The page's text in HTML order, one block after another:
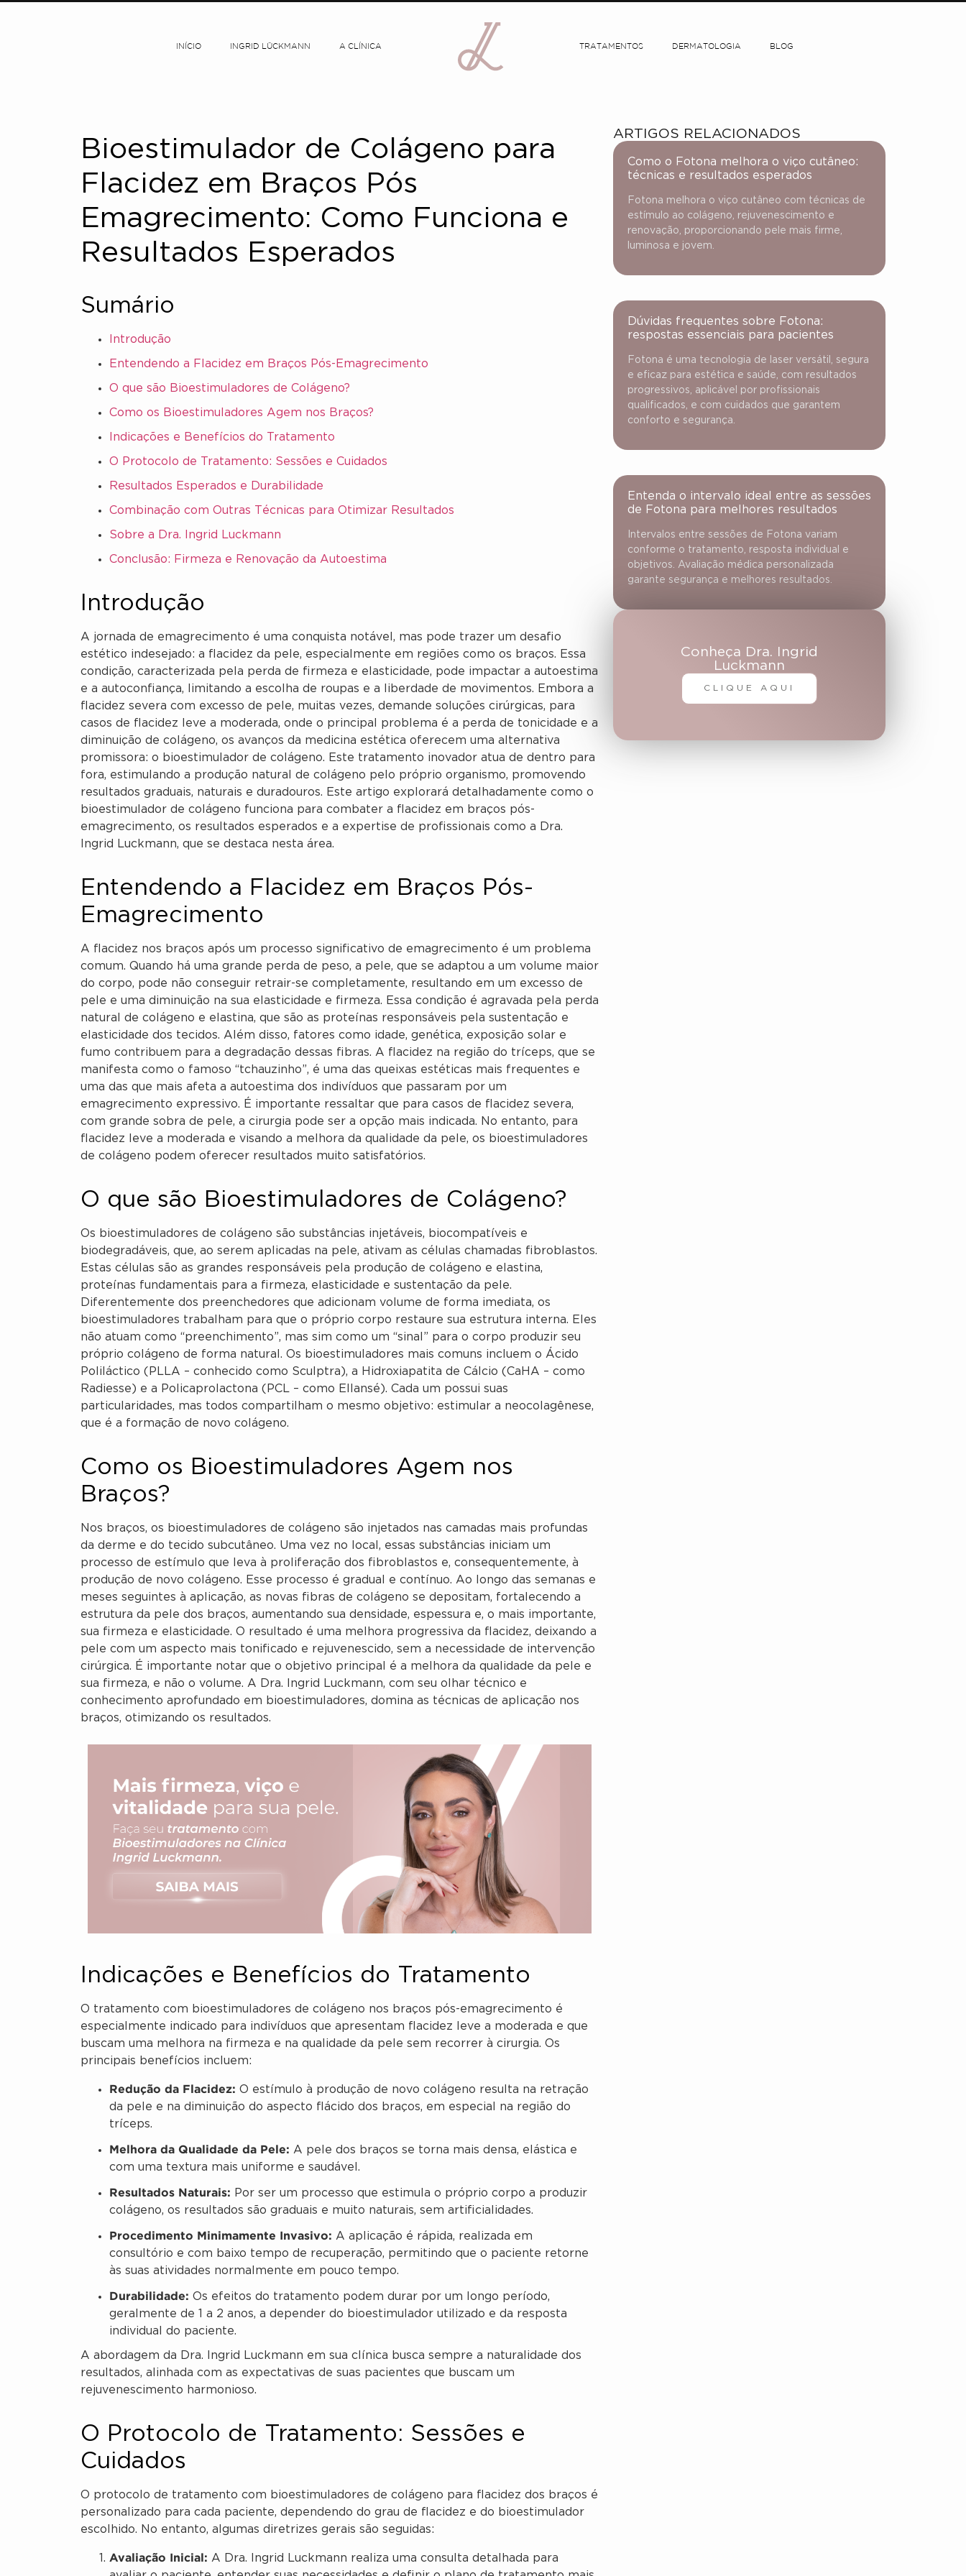
INÍCIO INGRID LÜCKMANN A CLÍNICA TRATAMENTOS DERMATOLOGIA BLOG
Bioestimulador de Colágeno para
Flacidez em Braços Pós
Emagrecimento: Como Funciona e
Resultados Esperados
Sumário
Introdução
Entendendo a Flacidez em Braços Pós-Emagrecimento
O que são Bioestimuladores de Colágeno?
Como os Bioestimuladores Agem nos Braços?
Indicações e Benefícios do Tratamento
O Protocolo de Tratamento: Sessões e Cuidados
Resultados Esperados e Durabilidade
Combinação com Outras Técnicas para Otimizar Resultados
Sobre a Dra. Ingrid Luckmann
Conclusão: Firmeza e Renovação da Autoestima
Introdução
A jornada de emagrecimento é uma conquista notável, mas pode trazer um desafio
estético indesejado: a flacidez da pele, especialmente em regiões como os braços. Essa
condição, caracterizada pela perda de firmeza e elasticidade, pode impactar a autoestima
e a autoconfiança, limitando a escolha de roupas e a liberdade de movimentos. Embora a
flacidez severa com excesso de pele, muitas vezes, demande soluções cirúrgicas, para
casos de flacidez leve a moderada, onde o principal problema é a perda de tonicidade e a
diminuição de colágeno, os avanços da medicina estética oferecem uma alternativa
promissora: o bioestimulador de colágeno. Este tratamento inovador atua de dentro para
fora, estimulando a produção natural de colágeno pelo próprio organismo, promovendo
resultados graduais, naturais e duradouros. Este artigo explorará detalhadamente como o
bioestimulador de colágeno funciona para combater a flacidez em braços pós-
emagrecimento, os resultados esperados e a expertise de profissionais como a Dra.
Ingrid Luckmann, que se destaca nesta área.
Entendendo a Flacidez em Braços Pós-
Emagrecimento
A flacidez nos braços após um processo significativo de emagrecimento é um problema
comum. Quando há uma grande perda de peso, a pele, que se adaptou a um volume maior
do corpo, pode não conseguir retrair-se completamente, resultando em um excesso de
pele e uma diminuição na sua elasticidade e firmeza. Essa condição é agravada pela perda
natural de colágeno e elastina, que são as proteínas responsáveis pela sustentação e
elasticidade dos tecidos. Além disso, fatores como idade, genética, exposição solar e
fumo contribuem para a degradação dessas fibras. A flacidez na região do tríceps, que se
manifesta como o famoso “tchauzinho”, é uma das queixas estéticas mais frequentes e
uma das que mais afeta a autoestima dos indivíduos que passaram por um
emagrecimento expressivo. É importante ressaltar que para casos de flacidez severa,
com grande sobra de pele, a cirurgia pode ser a opção mais indicada. No entanto, para
flacidez leve a moderada e visando a melhora da qualidade da pele, os bioestimuladores
de colágeno podem oferecer resultados muito satisfatórios.
O que são Bioestimuladores de Colágeno?
Os bioestimuladores de colágeno são substâncias injetáveis, biocompatíveis e
biodegradáveis, que, ao serem aplicadas na pele, ativam as células chamadas fibroblastos.
Estas células são as grandes responsáveis pela produção de colágeno e elastina,
proteínas fundamentais para a firmeza, elasticidade e sustentação da pele.
Diferentemente dos preenchedores que adicionam volume de forma imediata, os
bioestimuladores trabalham para que o próprio corpo restaure sua estrutura interna. Eles
não atuam como “preenchimento”, mas sim como um “sinal” para o corpo produzir seu
próprio colágeno de forma natural. Os bioestimuladores mais comuns incluem o Ácido
Poliláctico (PLLA – conhecido como Sculptra), a Hidroxiapatita de Cálcio (CaHA – como
Radiesse) e a Policaprolactona (PCL – como Ellansé). Cada um possui suas
particularidades, mas todos compartilham o mesmo objetivo: estimular a neocolagênese,
que é a formação de novo colágeno.
Como os Bioestimuladores Agem nos
Braços?
Nos braços, os bioestimuladores de colágeno são injetados nas camadas mais profundas
da derme e do tecido subcutâneo. Uma vez no local, essas substâncias iniciam um
processo de estímulo que leva à proliferação dos fibroblastos e, consequentemente, à
produção de novo colágeno. Esse processo é gradual e contínuo. Ao longo das semanas e
meses seguintes à aplicação, as novas fibras de colágeno se depositam, fortalecendo a
estrutura da pele dos braços, aumentando sua densidade, espessura e, o mais importante,
sua firmeza e elasticidade. O resultado é uma melhora progressiva da flacidez, deixando a
pele com um aspecto mais tonificado e rejuvenescido, sem a necessidade de intervenção
cirúrgica. É importante notar que o objetivo principal é a melhora da qualidade da pele e
sua firmeza, e não o volume. A Dra. Ingrid Luckmann, com seu olhar técnico e
conhecimento aprofundado em bioestimuladores, domina as técnicas de aplicação nos
braços, otimizando os resultados.
Indicações e Benefícios do Tratamento
O tratamento com bioestimuladores de colágeno nos braços pós-emagrecimento é
especialmente indicado para indivíduos que apresentam flacidez leve a moderada e que
buscam uma melhora na firmeza e na qualidade da pele sem recorrer à cirurgia. Os
principais benefícios incluem:
Redução da Flacidez: O estímulo à produção de novo colágeno resulta na retração
da pele e na diminuição do aspecto flácido dos braços, em especial na região do
tríceps.
Melhora da Qualidade da Pele: A pele dos braços se torna mais densa, elástica e
com uma textura mais uniforme e saudável.
Resultados Naturais: Por ser um processo que estimula o próprio corpo a produzir
colágeno, os resultados são graduais e muito naturais, sem artificialidades.
Procedimento Minimamente Invasivo: A aplicação é rápida, realizada em
consultório e com baixo tempo de recuperação, permitindo que o paciente retorne
às suas atividades normalmente em pouco tempo.
Durabilidade: Os efeitos do tratamento podem durar por um longo período,
geralmente de 1 a 2 anos, a depender do bioestimulador utilizado e da resposta
individual do paciente.
A abordagem da Dra. Ingrid Luckmann em sua clínica busca sempre a naturalidade dos
resultados, alinhada com as expectativas de suas pacientes que buscam um
rejuvenescimento harmonioso.
O Protocolo de Tratamento: Sessões e
Cuidados
O protocolo de tratamento com bioestimuladores de colágeno para flacidez dos braços é
personalizado para cada paciente, dependendo do grau de flacidez e do bioestimulador
escolhido. No entanto, algumas diretrizes gerais são seguidas:
Avaliação Inicial: A Dra. Ingrid Luckmann realiza uma consulta detalhada para
ARTIGOS RELACIONADOS
Como o Fotona melhora o viço cutâneo:
técnicas e resultados esperados
Fotona melhora o viço cutâneo com técnicas de
estímulo ao colágeno, rejuvenescimento e
renovação, proporcionando pele mais firme,
luminosa e jovem.
Dúvidas frequentes sobre Fotona:
respostas essenciais para pacientes
Fotona é uma tecnologia de laser versátil, segura
e eficaz para estética e saúde, com resultados
progressivos, aplicável por profissionais
qualificados, e com cuidados que garantem
conforto e segurança.
Entenda o intervalo ideal entre as sessões
de Fotona para melhores resultados
Intervalos entre sessões de Fotona variam
conforme o tratamento, resposta individual e
objetivos. Avaliação médica personalizada
garante segurança e melhores resultados.
Conheça Dra. Ingrid
Luckmann
CLIQUE AQUI